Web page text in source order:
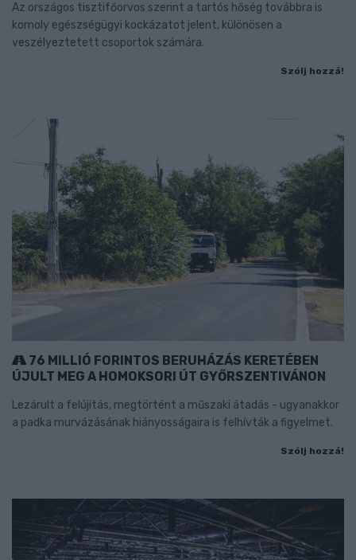
Az országos tisztifőorvos szerint a tartós hőség továbbra is
komoly egészségügyi kockázatot jelent, különösen a
veszélyeztetett csoportok számára.
Szólj hozzá!
76 MILLIÓ FORINTOS BERUHÁZÁS KERETÉBEN
ÚJULT MEG A HOMOKSORI ÚT GYŐRSZENTIVÁNON
Lezárult a felújítás, megtörtént a műszaki átadás - ugyanakkor
a padka murvázásának hiányosságaira is felhívták a figyelmet.
Szólj hozzá!